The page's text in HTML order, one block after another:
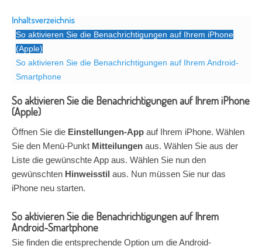
Inhaltsverzeichnis
So aktivieren Sie die Benachrichtigungen auf Ihrem iPhone
(Apple)
So aktivieren Sie die Benachrichtigungen auf Ihrem Android-
Smartphone
So aktivieren Sie die Benachrichtigungen auf Ihrem iPhone
(Apple)
Öffnen Sie die Einstellungen-App auf Ihrem iPhone. Wählen
Sie den Menü-Punkt Mitteilungen aus. Wählen Sie aus der
Liste die gewünschte App aus. Wählen Sie nun den
gewünschten Hinweisstil aus. Nun müssen Sie nur das
iPhone neu starten.
So aktivieren Sie die Benachrichtigungen auf Ihrem
Android-Smartphone
Sie finden die entsprechende Option um die Android-